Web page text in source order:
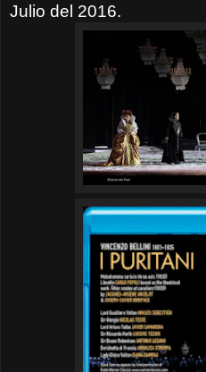
Julio del 2016.